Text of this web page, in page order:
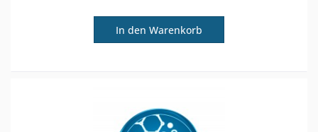
In den Warenkorb